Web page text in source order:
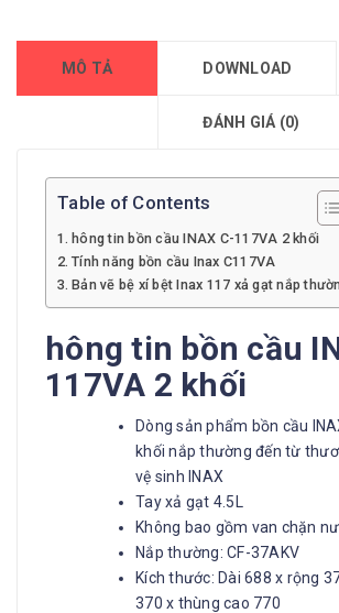
MÔ TẢ DOWNLOAD
ĐÁNH GIÁ (0)
Table of Contents
hông tin bồn cầu INAX C-117VA 2 khối
Tính năng bồn cầu Inax C117VA
Bản vẽ bệ xí bệt Inax 117 xả gạt nắp
hông tin bồn cầu
117VA 2 khối
Dòng sản phẩm bồn cầu
khối nắp thường đến từ
vệ sinh INAX
Tay xả gạt 4.5L
Không bao gồm van chặn
Nắp thường: CF-37AKV
Kích thước: Dài 688 x rộng
370 x thùng cao 770